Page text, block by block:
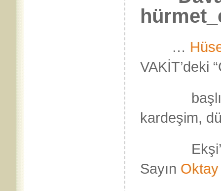
…
VAKİT’deki “
başlıklı
kardeşim,
Ekşi’yi
Sayın